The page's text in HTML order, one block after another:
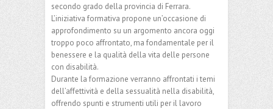
secondo grado della provincia di Ferrara.
L’iniziativa formativa propone un’occasione di
approfondimento su un argomento ancora oggi
troppo poco affrontato, ma fondamentale per il
benessere e la qualità della vita delle persone
con disabilità.
Durante la formazione verranno affrontati i temi
dell’affettività e della sessualità nella disabilità,
offrendo spunti e strumenti utili per il lavoro